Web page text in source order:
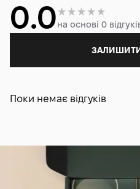
0.0на основі 0
ЗАЛИШИТИ
Поки немає відгуків